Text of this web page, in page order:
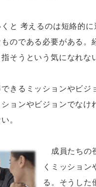
と 考えるのは短絡的
のである必要がある
そうという気になれな
きるミッションやビジ
ョンやビジョンでな
。
成員たちの
くミッション
る。そうした